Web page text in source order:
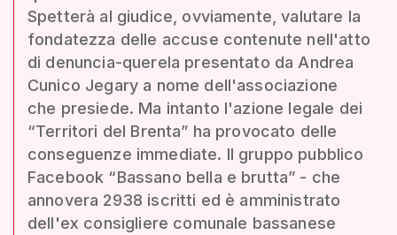
Spetterà al giudice, ovviamente, valutare la
fondatezza delle accuse contenute nell'atto
di denuncia-querela presentato da Andrea
Cunico Jegary a nome dell'associazione
che presiede. Ma intanto l'azione legale dei
“Territori del Brenta” ha provocato delle
conseguenze immediate. Il gruppo pubblico
Facebook “Bassano bella e brutta” - che
annovera 2938 iscritti ed è amministrato
dell'ex consigliere comunale bassanese